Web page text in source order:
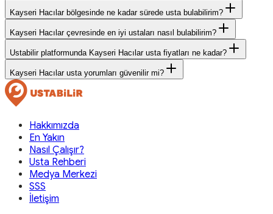
Kayseri Hacılar bölgesinde ne kadar sürede usta bulabilirim?
Kayseri Hacılar çevresinde en iyi ustaları nasıl bulabilirim?
Ustabilir platformunda Kayseri Hacılar usta fiyatları ne kadar?
Kayseri Hacılar usta yorumları güvenilir mi?
Hakkımızda
En Yakın
Nasıl Çalışır?
Usta Rehberi
Medya Merkezi
SSS
İletişim